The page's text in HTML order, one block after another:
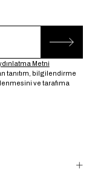
Metni
tanıtım, bilgilendirme
ve tarafıma